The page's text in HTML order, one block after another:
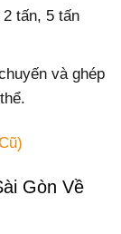
tấn, 5 tấn
và ghép
Gòn Về